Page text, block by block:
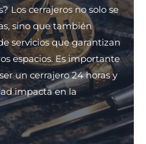
Los cerrajeros no solo se
sino que también
servicios que garantizan
espacios. Es importante
un cerrajero 24 horas y
impacta en la